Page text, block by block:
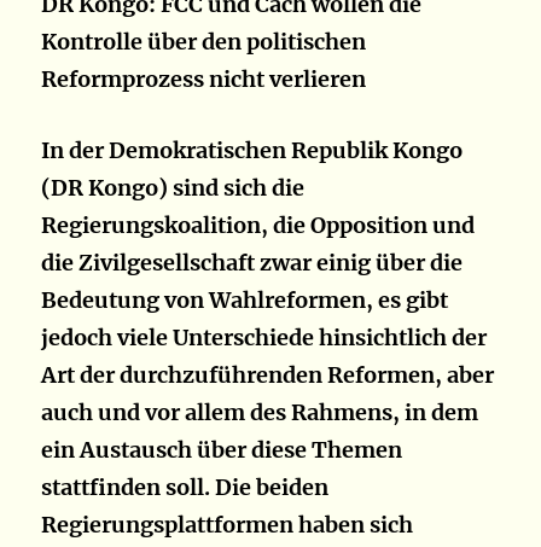
Kontrolle über den politischen
Reformprozess nicht verlieren
In der Demokratischen Republik Kongo
(DR Kongo) sind sich die
Regierungskoalition, die Opposition und
die Zivilgesellschaft zwar einig über die
Bedeutung von Wahlreformen, es gibt
jedoch viele Unterschiede hinsichtlich der
Art der durchzuführenden Reformen, aber
auch und vor allem des Rahmens, in dem
ein Austausch über diese Themen
stattfinden soll. Die beiden
Regierungsplattformen haben sich